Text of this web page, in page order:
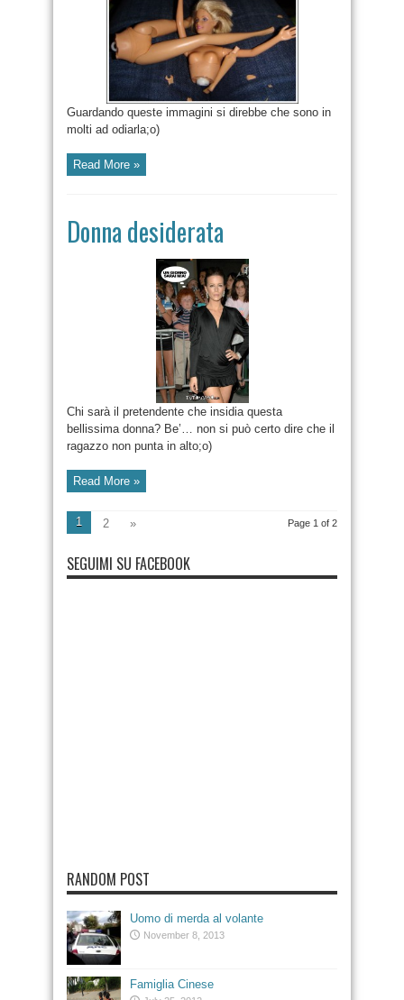
Guardando queste immagini si direbbe che sono in
molti ad odiarla;o)
Read More »
Donna desiderata
Chi sarà il pretendente che insidia questa
bellissima donna? Be’… non si può certo dire che il
ragazzo non punta in alto;o)
Read More »
Page 1 of 2
1 2 »
SEGUIMI SU FACEBOOK
RANDOM POST
Uomo di merda al volante
November 8, 2013
Famiglia Cinese